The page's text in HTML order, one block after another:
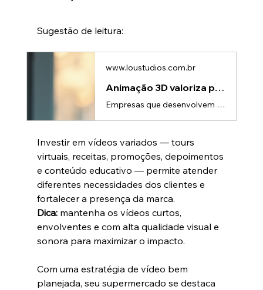
Sugestão de leitura:
www.loustudios.com.br
Animação 3D valoriza produtos de tecnologia avançada
Empresas que desenvolvem produtos de tecnologia avançada enfrentam um desafio recorrente:como comunicar inovação de forma clara, rápida e impactante?Quanto mais tecnológico é o produto, mais difícil é explicar seus diferenciais — e mais fácil é o cliente não perceber o valor real.É nesse cenário que a animação 3D valoriza produtos de tecnologia, transformando complexidade em algo visual, simples e desejável.O problema: inovação que não é percebidaMuitos produtos tecnológicos possuem diferenciais
Investir em vídeos variados — tours
virtuais, receitas, promoções, depoimentos
e conteúdo educativo — permite atender
diferentes necessidades dos clientes e
fortalecer a presença da marca.
Dica: mantenha os vídeos curtos,
envolventes e com alta qualidade visual e
sonora para maximizar o impacto.
Com uma estratégia de vídeo bem
planejada, seu supermercado se destaca